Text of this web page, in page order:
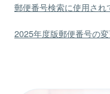
郵便番号検索に使用され
2025年度版郵便番号の